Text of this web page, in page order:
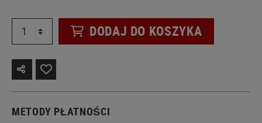
DODAJ DO KOSZYKA
METODY PŁATNOŚCI